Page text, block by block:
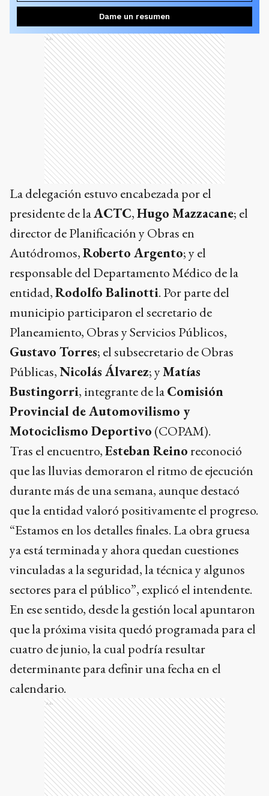
Dame un resumen
Ads
La delegación estuvo encabezada por el
presidente de laACTC,Hugo Mazzacane; el
director de Planificación y Obras en
Autódromos,Roberto Argento; y el
responsable del Departamento Médico de la
entidad,Rodolfo Balinotti. Por parte del
municipio participaron el secretario de
Planeamiento, Obras y Servicios Públicos,
Gustavo Torres; el subsecretario de Obras
Públicas,Nicolás Álvarez; yMatías
Bustingorri, integrante de laComisión
Provincial de Automovilismo y
Motociclismo Deportivo (COPAM).
Tras el encuentro,Esteban Reinoreconoció
que las lluvias demoraron el ritmo de ejecución
durante más de una semana, aunque destacó
que la entidad valoró positivamente el progreso.
“Estamos en los detalles finales. La obra gruesa
ya está terminada y ahora quedan cuestiones
vinculadas a la seguridad, la técnica y algunos
sectores para el público”, explicó el intendente.
En ese sentido, desde la gestión local apuntaron
que la próxima visita quedó programada para el
cuatro de junio, la cual podría resultar
determinante para definir una fecha en el
calendario.
Ads